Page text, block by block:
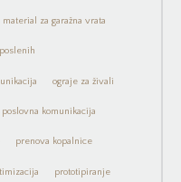
material za garažna vrata
ograje za živali
poslovna komunikacija
prenova kopalnice
prototipiranje